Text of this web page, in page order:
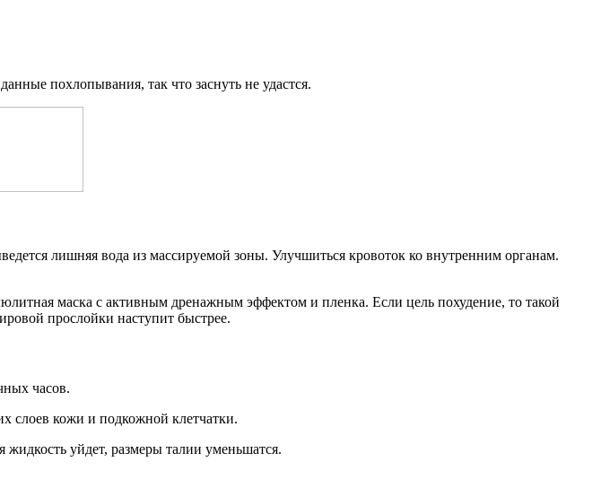
похлопывания, так что заснуть не удастся.
лишняя вода из массируемой зоны. Улучшиться кровоток ко внутренним органам.
маска с активным дренажным эффектом и пленка. Если цель похудение, то такой
прослойки наступит быстрее.
часов.
слоев кожи и подкожной клетчатки.
уйдет, размеры талии уменьшатся.